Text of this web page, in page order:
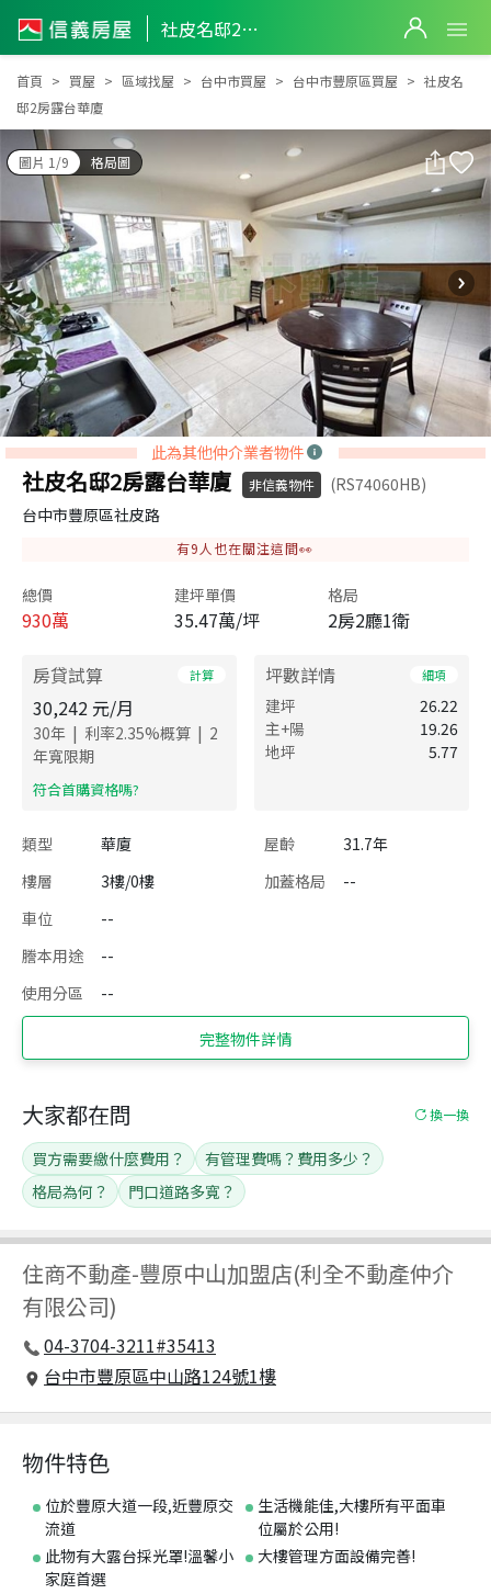
社皮名邸2房露台華廈
社皮名邸2房露台華廈
首頁 買屋 區域找屋 台中市買屋 台中市豐原區買屋
社皮名
邸2房露台華廈
圖片 1/9 格局圖
此為其他仲介業者物件
社皮名邸2房露台華廈 非信義物件
(RS74060HB)
台中市豐原區社皮路
有9 人也在關注這間👀
總價
930萬
建坪單價
35.47萬/坪
格局
2房2廳1衛
房貸試算 計算
30,242 元/月
30年 | 利率2.35%概算 | 2
年寬限期
​符合首購資格嗎?
坪數詳情 細項
建坪
26.22
主+陽
19.26
地坪
5.77
類型 華廈 屋齡
31.7年
樓層
3樓/0樓 加蓋格局
--
車位
--
謄本用途
--
使用分區
--
完整物件詳情
住商不動產-豐原中山加盟店(利全不動產仲介
有限公司)
04-3704-3211#35413
台中市豐原區中山路124號1樓
大家都在問 換一換
買方需要繳什麼費用？
有管理費嗎？費用多少？
格局為何？
門口道路多寬？
物件特色
位於豐原大道一段,近豐原交
流道
生活機能佳,大樓所有平面車
位屬於公用!
此物有大露台採光罩!溫馨小
家庭首選
大樓管理方面設備完善!